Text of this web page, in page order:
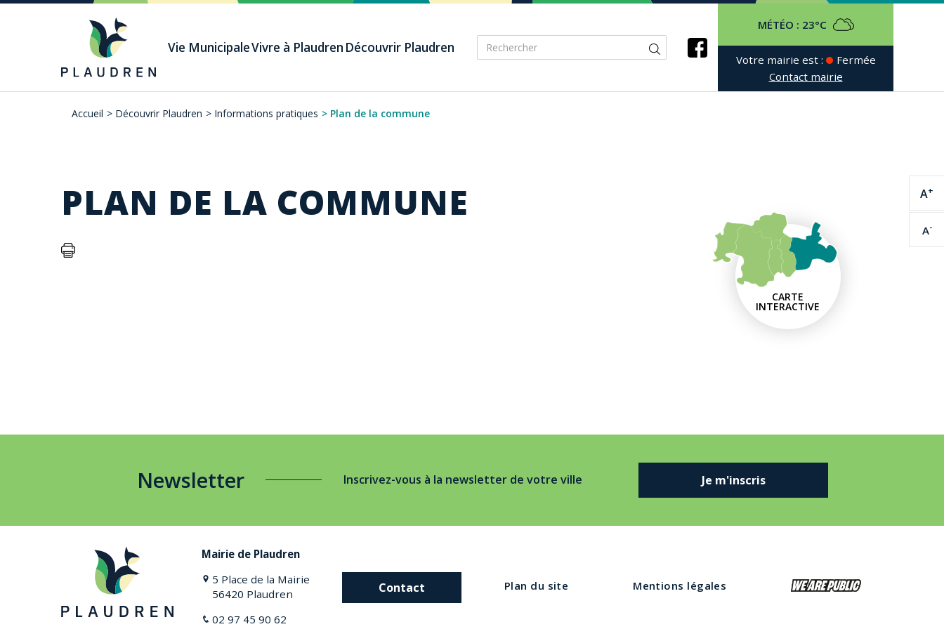
Aller
Vie MunicipaleVivre à Plaudren Découvrir Plaudren
MÉTÉO : 23°C
Votre mairie est :
Fermée
Contact mairie
A+
A-
Accueil > Découvrir Plaudren > Informations pratiques > Plan de la commune
PLAN DE LA COMMUNE
CARTE
INTERACTIVE
Newsletter Inscrivez-vous à la newsletter de votre ville Je m'inscris
Mairie de Plaudren
5 Place de la Mairie
56420 Plaudren
02 97 45 90 62
Contact Plan du site Mentions légales